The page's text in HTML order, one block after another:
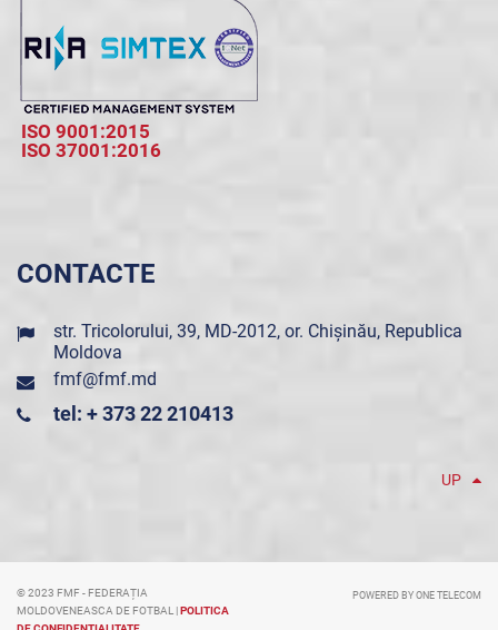
ISO 9001:2015
ISO 37001:2016
CONTACTE
str. Tricolorului, 39, MD-2012, or. Chișinău, Republica
Moldova
fmf@fmf.md
tel: + 373 22 210413
UP
© 2023 FMF - FEDERAȚIA
MOLDOVENEASCA DE FOTBAL |POLITICA
POWERED BY ONE TELECOM